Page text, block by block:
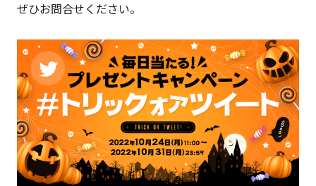
ぜひお問合せください。